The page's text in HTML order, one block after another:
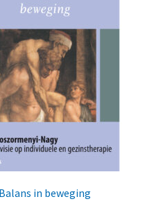
Balans in beweging